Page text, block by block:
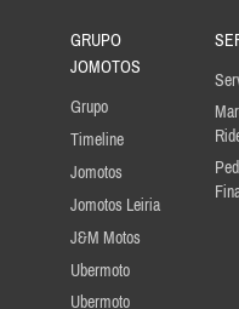
GRUPO
JOMOTOS
Grupo
Timeline
Jomotos
Jomotos Leiria
J&M Motos
Ubermoto
Ubermoto